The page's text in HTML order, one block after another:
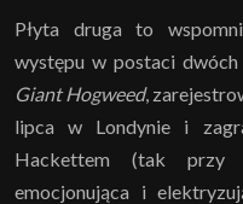
Płyta druga to
występu w postaci dwóch
Giant Hogweed,
lipca w Londynie i
Hackettem (tak przy
emocjonująca i